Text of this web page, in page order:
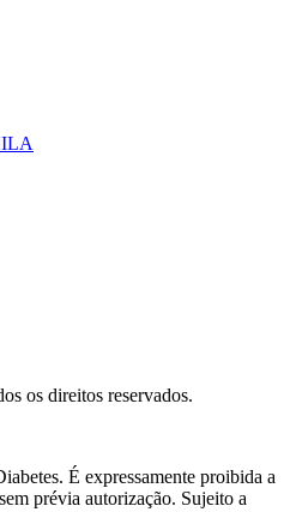
os direitos reservados.
É expressamente proibida a
prévia autorização. Sujeito a